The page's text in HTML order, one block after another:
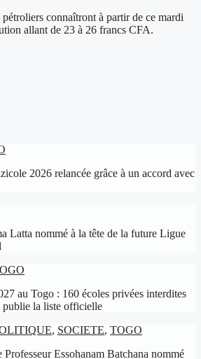
connaîtront à partir de ce mardi
allant de 23 à 26 francs CFA.
2026 relancée grâce à un accord avec
Latta nommé à la tête de la future Ligue
au Togo : 160 écoles privées interdites
publie la liste officielle
, SOCIETE, TOGO
Essohanam Batchana nommé